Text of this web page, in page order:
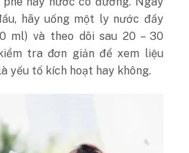
hãy uống một ly nước đầy
ml) và theo dõi sau 20 – 30
tra đơn giản để xem liệu
yếu tố kích hoạt hay không.